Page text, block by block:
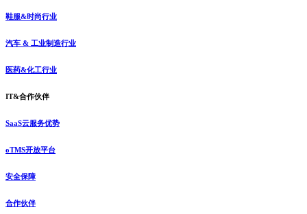
鞋服&时尚行业
汽车 & 工业制造行业
医药&化工行业
IT&合作伙伴
SaaS云服务优势
oTMS开放平台
安全保障
合作伙伴